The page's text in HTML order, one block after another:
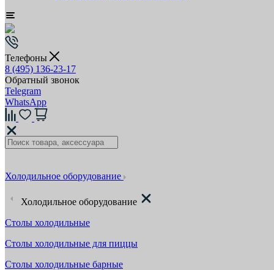
Телефоны
8 (495) 136-23-17
Обратный звонок
Telegram
WhatsApp
Холодильное оборудование
Холодильное оборудование
Столы холодильные
Столы холодильные для пиццы
Столы холодильные барные